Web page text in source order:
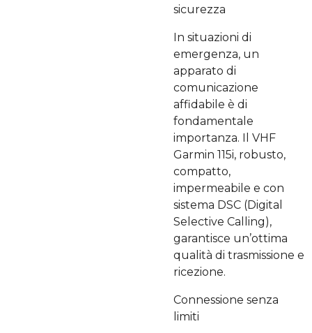
sicurezza
In situazioni di
emergenza, un
apparato di
comunicazione
affidabile è di
fondamentale
importanza. Il VHF
Garmin 115i, robusto,
compatto,
impermeabile e con
sistema DSC (Digital
Selective Calling),
garantisce un’ottima
qualità di trasmissione e
ricezione.
Connessione senza
limiti